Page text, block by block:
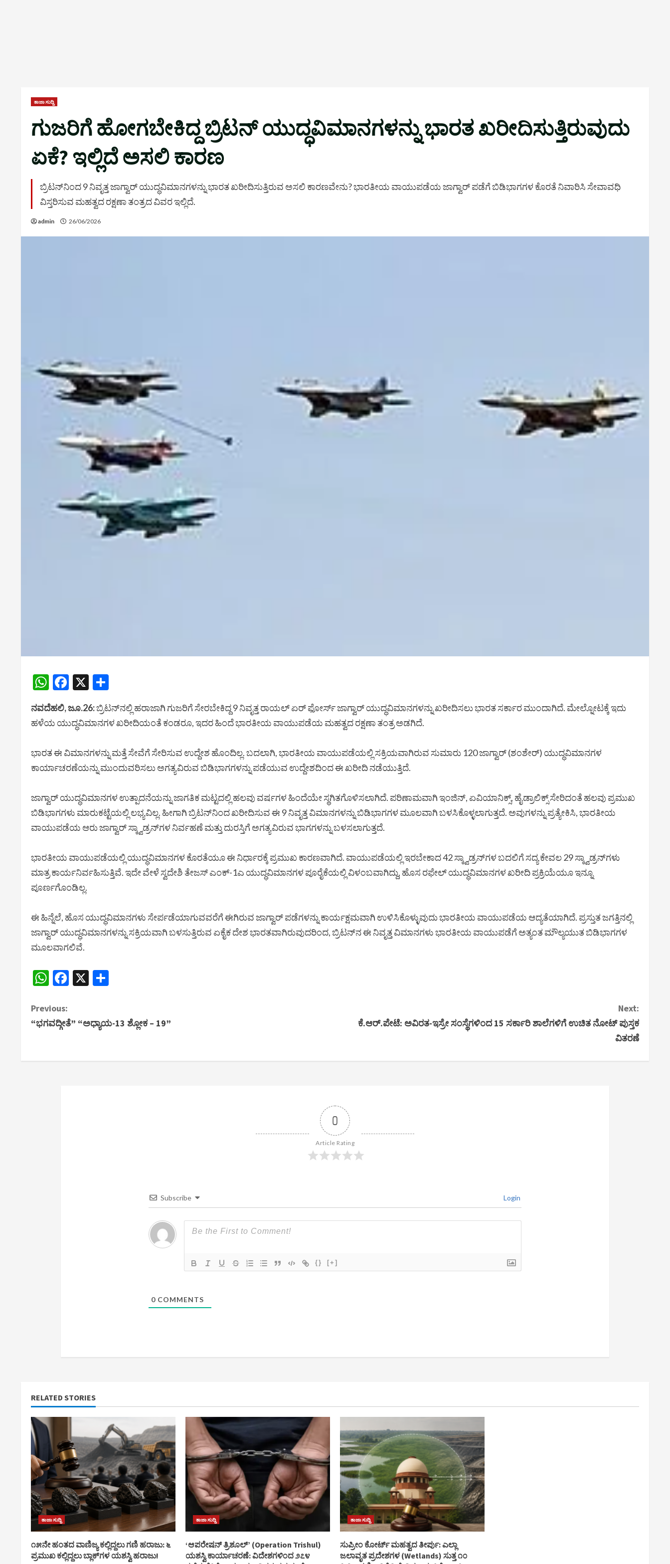
ತಾಜಾ ಸುದ್ದಿ
ಗುಜರಿಗೆ ಹೋಗಬೇಕಿದ್ದ ಬ್ರಿಟನ್ ಯುದ್ಧವಿಮಾನಗಳನ್ನು ಭಾರತ ಖರೀದಿಸುತ್ತಿರುವುದು
ಏಕೆ? ಇಲ್ಲಿದೆ ಅಸಲಿ ಕಾರಣ
ಬ್ರಿಟನ್‌ನಿಂದ 9 ನಿವೃತ್ತ ಜಾಗ್ವಾರ್ ಯುದ್ಧವಿಮಾನಗಳನ್ನು ಭಾರತ ಖರೀದಿಸುತ್ತಿರುವ ಅಸಲಿ ಕಾರಣವೇನು? ಭಾರತೀಯ ವಾಯುಪಡೆಯ ಜಾಗ್ವಾರ್ ಪಡೆಗೆ ಬಿಡಿಭಾಗಗಳ ಕೊರತೆ ನಿವಾರಿಸಿ ಸೇವಾವಧಿ
ವಿಸ್ತರಿಸುವ ಮಹತ್ವದ ರಕ್ಷಣಾ ತಂತ್ರದ ವಿವರ ಇಲ್ಲಿದೆ.
admin 26/06/2026
WhatsApp
Facebook
X
ನವದೆಹಲಿ, ಜೂ.26:ಬ್ರಿಟನ್‌ನಲ್ಲಿ ಹರಾಜಾಗಿ ಗುಜರಿಗೆ ಸೇರಬೇಕಿದ್ದ 9 ನಿವೃತ್ತ ರಾಯಲ್ ಏರ್ ಫೋರ್ಸ್ ಜಾಗ್ವಾರ್ ಯುದ್ಧವಿಮಾನಗಳನ್ನು ಖರೀದಿಸಲು ಭಾರತ ಸರ್ಕಾರ ಮುಂದಾಗಿದೆ. ಮೇಲ್ನೋಟಕ್ಕೆ ಇದು
ಹಳೆಯ ಯುದ್ಧವಿಮಾನಗಳ ಖರೀದಿಯಂತೆ ಕಂಡರೂ, ಇದರ ಹಿಂದೆ ಭಾರತೀಯ ವಾಯುಪಡೆಯ ಮಹತ್ವದ ರಕ್ಷಣಾ ತಂತ್ರ ಅಡಗಿದೆ.
ಭಾರತ ಈ ವಿಮಾನಗಳನ್ನು ಮತ್ತೆ ಸೇವೆಗೆ ಸೇರಿಸುವ ಉದ್ದೇಶ ಹೊಂದಿಲ್ಲ. ಬದಲಾಗಿ, ಭಾರತೀಯ ವಾಯುಪಡೆಯಲ್ಲಿ ಸಕ್ರಿಯವಾಗಿರುವ ಸುಮಾರು 120 ಜಾಗ್ವಾರ್ (ಶಂಶೇರ್) ಯುದ್ಧವಿಮಾನಗಳ
ಕಾರ್ಯಾಚರಣೆಯನ್ನು ಮುಂದುವರಿಸಲು ಅಗತ್ಯವಿರುವ ಬಿಡಿಭಾಗಗಳನ್ನು ಪಡೆಯುವ ಉದ್ದೇಶದಿಂದ ಈ ಖರೀದಿ ನಡೆಯುತ್ತಿದೆ.
ಜಾಗ್ವಾರ್ ಯುದ್ಧವಿಮಾನಗಳ ಉತ್ಪಾದನೆಯನ್ನು ಜಾಗತಿಕ ಮಟ್ಟದಲ್ಲಿ ಹಲವು ವರ್ಷಗಳ ಹಿಂದೆಯೇ ಸ್ಥಗಿತಗೊಳಿಸಲಾಗಿದೆ. ಪರಿಣಾಮವಾಗಿ ಇಂಜಿನ್, ಏವಿಯಾನಿಕ್ಸ್, ಹೈಡ್ರಾಲಿಕ್ಸ್ ಸೇರಿದಂತೆ ಹಲವು ಪ್ರಮುಖ
ಬಿಡಿಭಾಗಗಳು ಮಾರುಕಟ್ಟೆಯಲ್ಲಿ ಲಭ್ಯವಿಲ್ಲ. ಹೀಗಾಗಿ ಬ್ರಿಟನ್‌ನಿಂದ ಖರೀದಿಸುವ ಈ 9 ನಿವೃತ್ತ ವಿಮಾನಗಳನ್ನು ಬಿಡಿಭಾಗಗಳ ಮೂಲವಾಗಿ ಬಳಸಿಕೊಳ್ಳಲಾಗುತ್ತದೆ. ಅವುಗಳನ್ನು ಪ್ರತ್ಯೇಕಿಸಿ, ಭಾರತೀಯ
ವಾಯುಪಡೆಯ ಆರು ಜಾಗ್ವಾರ್ ಸ್ಕ್ವಾಡ್ರನ್‌ಗಳ ನಿರ್ವಹಣೆ ಮತ್ತು ದುರಸ್ತಿಗೆ ಅಗತ್ಯವಿರುವ ಭಾಗಗಳನ್ನು ಬಳಸಲಾಗುತ್ತದೆ.
ಭಾರತೀಯ ವಾಯುಪಡೆಯಲ್ಲಿ ಯುದ್ಧವಿಮಾನಗಳ ಕೊರತೆಯೂ ಈ ನಿರ್ಧಾರಕ್ಕೆ ಪ್ರಮುಖ ಕಾರಣವಾಗಿದೆ. ವಾಯುಪಡೆಯಲ್ಲಿ ಇರಬೇಕಾದ 42 ಸ್ಕ್ವಾಡ್ರನ್‌ಗಳ ಬದಲಿಗೆ ಸದ್ಯ ಕೇವಲ 29 ಸ್ಕ್ವಾಡ್ರನ್‌ಗಳು
ಮಾತ್ರ ಕಾರ್ಯನಿರ್ವಹಿಸುತ್ತಿವೆ. ಇದೇ ವೇಳೆ ಸ್ವದೇಶಿ ತೇಜಸ್ ಎಂಕ್-1ಎ ಯುದ್ಧವಿಮಾನಗಳ ಪೂರೈಕೆಯಲ್ಲಿ ವಿಳಂಬವಾಗಿದ್ದು, ಹೊಸ ರಫೇಲ್ ಯುದ್ಧವಿಮಾನಗಳ ಖರೀದಿ ಪ್ರಕ್ರಿಯೆಯೂ ಇನ್ನೂ
ಪೂರ್ಣಗೊಂಡಿಲ್ಲ.
ಈ ಹಿನ್ನೆಲೆ, ಹೊಸ ಯುದ್ಧವಿಮಾನಗಳು ಸೇರ್ಪಡೆಯಾಗುವವರೆಗೆ ಈಗಿರುವ ಜಾಗ್ವಾರ್ ಪಡೆಗಳನ್ನು ಕಾರ್ಯಕ್ಷಮವಾಗಿ ಉಳಿಸಿಕೊಳ್ಳುವುದು ಭಾರತೀಯ ವಾಯುಪಡೆಯ ಆದ್ಯತೆಯಾಗಿದೆ. ಪ್ರಸ್ತುತ ಜಗತ್ತಿನಲ್ಲಿ
ಜಾಗ್ವಾರ್ ಯುದ್ಧವಿಮಾನಗಳನ್ನು ಸಕ್ರಿಯವಾಗಿ ಬಳಸುತ್ತಿರುವ ಏಕೈಕ ದೇಶ ಭಾರತವಾಗಿರುವುದರಿಂದ, ಬ್ರಿಟನ್‌ನ ಈ ನಿವೃತ್ತ ವಿಮಾನಗಳು ಭಾರತೀಯ ವಾಯುಪಡೆಗೆ ಅತ್ಯಂತ ಮೌಲ್ಯಯುತ ಬಿಡಿಭಾಗಗಳ
ಮೂಲವಾಗಲಿವೆ.
WhatsApp
Facebook
X
C
o
Previous:
“ಭಗವದ್ಗೀತೆ” “ಅಧ್ಯಾಯ-13 ಶ್ಲೋಕ – 19”
Next:
ಕೆ.ಆರ್.ಪೇಟೆ: ಅವಿರತ-ಇಸ್ರೇ ಸಂಸ್ಥೆಗಳಿಂದ 15 ಸರ್ಕಾರಿ ಶಾಲೆಗಳಿಗೆ ಉಚಿತ ನೋಟ್ ಪುಸ್ತಕ
ವಿತರಣೆ
0
Article Rating
Subscribe Login
{} [+]
0 COMMENTS
RELATED STORIES
ತಾಜಾ ಸುದ್ದಿ
೧೫ನೇ ಹಂತದ ವಾಣಿಜ್ಯ ಕಲ್ಲಿದ್ದಲು ಗಣಿ ಹರಾಜು: ೬
ಪ್ರಮುಖ ಕಲ್ಲಿದ್ದಲು ಬ್ಲಾಕ್‌ಗಳ ಯಶಸ್ವಿ ಹರಾಜು!
ತಾಜಾ ಸುದ್ದಿ
‘ಆಪರೇಷನ್ ತ್ರಿಶೂಲ್’ (Operation Trishul)
ಯಶಸ್ವಿ ಕಾರ್ಯಾಚರಣೆ: ವಿದೇಶಗಳಿಂದ ೨೭೪
ತಾಜಾ ಸುದ್ದಿ
ಸುಪ್ರೀಂ ಕೋರ್ಟ್ ಮಹತ್ವದ ತೀರ್ಪು: ಎಲ್ಲಾ
ಜಲಾವೃತ ಪ್ರದೇಶಗಳ (Wetlands) ಸುತ್ತ ೧೦